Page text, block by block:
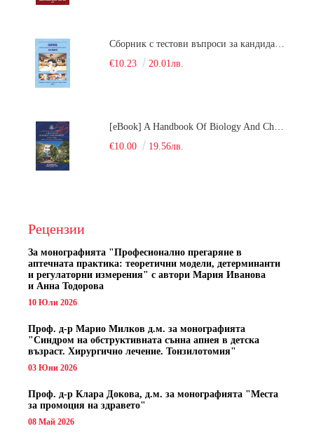
€10.23
20.01лв.
€10.00
19.56лв.
Рецензии
За монографията "Професионално прегаряне в
аптечната практика: теоретични модели, детерминанти
и регулаторни измерения" с автори Мария Иванова
и Анна Тодорова
10 Юли 2026
Проф. д-р Марио Милков д.м. за монографията
"Синдром на обструктивната сънна апнея в детска
възраст. Хирургично лечение. Тонзилотомия"
03 Юни 2026
Проф. д-р Клара Докова, д.м. за монографията "Места
за промоция на здравето"
08 Май 2026